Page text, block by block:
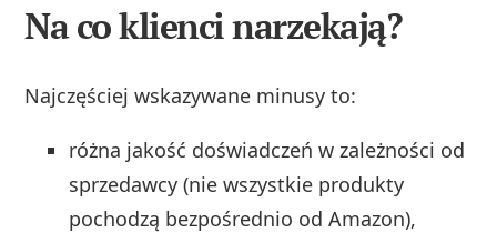
Na co klienci narzekają?
Najczęściej wskazywane minusy to:
różna jakość doświadczeń w zależności od
sprzedawcy (nie wszystkie produkty
pochodzą bezpośrednio od Amazon),